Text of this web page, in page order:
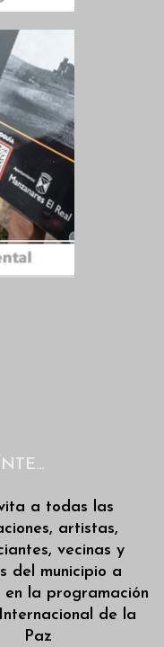
a todas las
artistas,
vecinas y
del municipio a
la programación
de la
Paz